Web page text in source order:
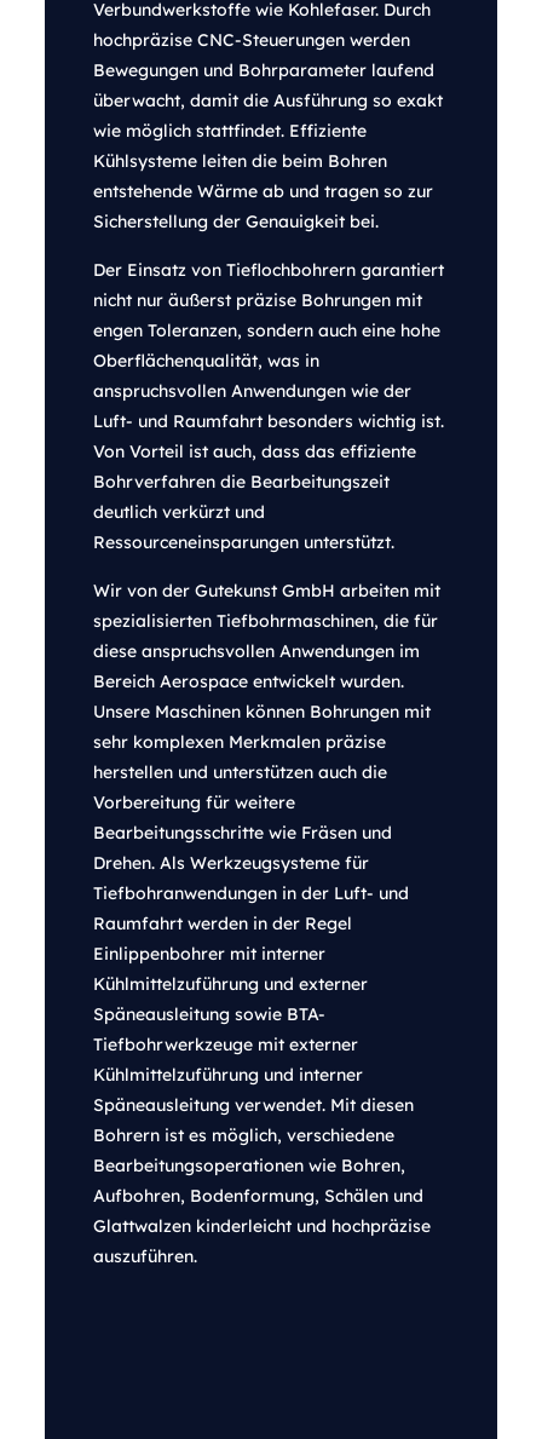
Verbundwerkstoffe wie Kohlefaser. Durch
hochpräzise CNC-Steuerungen werden
Bewegungen und Bohrparameter laufend
überwacht, damit die Ausführung so exakt
wie möglich stattfindet. Effiziente
Kühlsysteme leiten die beim Bohren
entstehende Wärme ab und tragen so zur
Sicherstellung der Genauigkeit bei.
Der Einsatz von Tieflochbohrern garantiert
nicht nur äußerst präzise Bohrungen mit
engen Toleranzen, sondern auch eine hohe
Oberflächenqualität, was in
anspruchsvollen Anwendungen wie der
Luft- und Raumfahrt besonders wichtig ist.
Von Vorteil ist auch, dass das effiziente
Bohrverfahren die Bearbeitungszeit
deutlich verkürzt und
Ressourceneinsparungen unterstützt.
Wir von der Gutekunst GmbH arbeiten mit
spezialisierten Tiefbohrmaschinen, die für
diese anspruchsvollen Anwendungen im
Bereich Aerospace entwickelt wurden.
Unsere Maschinen können Bohrungen mit
sehr komplexen Merkmalen präzise
herstellen und unterstützen auch die
Vorbereitung für weitere
Bearbeitungsschritte wie Fräsen und
Drehen. Als Werkzeugsysteme für
Tiefbohranwendungen in der Luft- und
Raumfahrt werden in der Regel
Einlippenbohrer mit interner
Kühlmittelzuführung und externer
Späneausleitung sowie BTA-
Tiefbohrwerkzeuge mit externer
Kühlmittelzuführung und interner
Späneausleitung verwendet. Mit diesen
Bohrern ist es möglich, verschiedene
Bearbeitungsoperationen wie Bohren,
Aufbohren, Bodenformung, Schälen und
Glattwalzen kinderleicht und hochpräzise
auszuführen.